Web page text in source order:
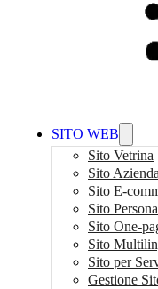
SITO WEB
Sito Vetrina
Sito
Sito E-
Sito
Sito One-
Sito
Sito per
Gestione